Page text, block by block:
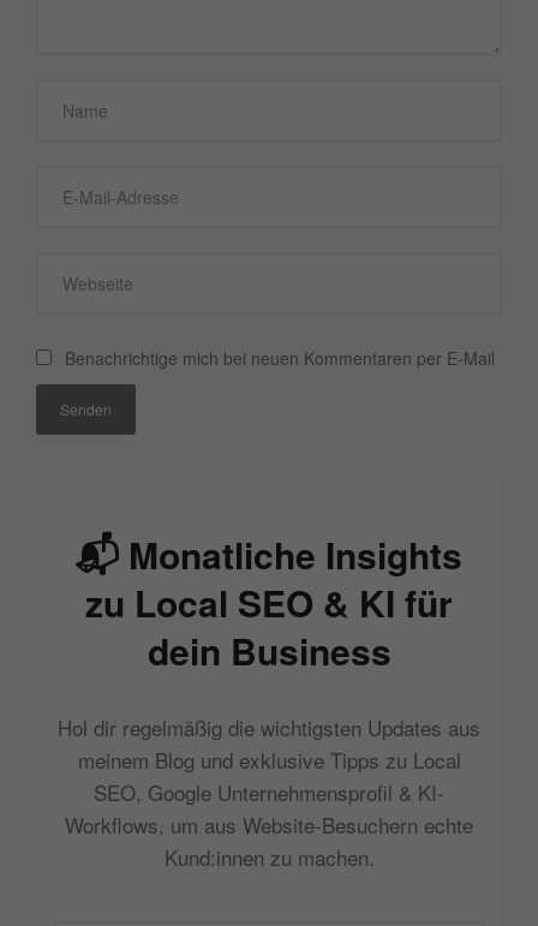
Benachrichtige mich bei neuen Kommentaren per E-Mail
Senden
📬 Monatliche Insights
zu Local SEO & KI für
dein Business
Hol dir regelmäßig die wichtigsten Updates aus
meinem Blog und exklusive Tipps zu Local
SEO, Google Unternehmensprofil & KI-
Workflows, um aus Website-Besuchern echte
Kund:innen zu machen.